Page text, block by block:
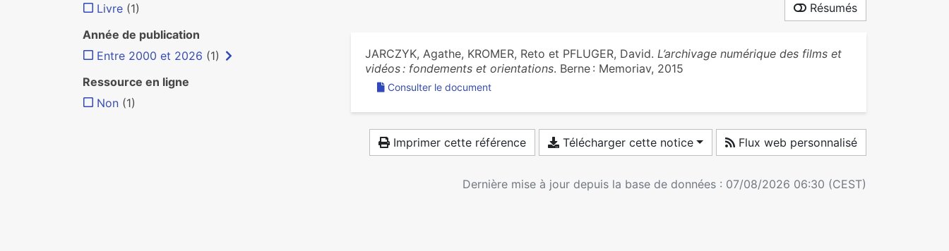
Résumés
JARCZYK, Agathe, KROMER, Reto et PFLUGER, David. L’archivage numérique des films et
vidéos : fondements et orientations. Berne : Memoriav, 2015
Consulter le document
Imprimer cette référence Télécharger cette notice Flux web personnalisé
Dernière mise à jour depuis la base de données : 07/08/2026 06:30 (CEST)
Livre (1)
Année de publication
Entre 2000 et 2026 (1)
Ressource en ligne
Non (1)